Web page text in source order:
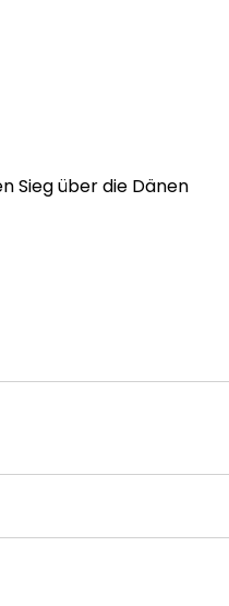
Sieg über die Dänen